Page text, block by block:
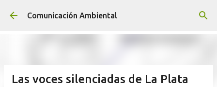
Ir al contenido principal
Comunicación Ambiental
Las voces silenciadas de La Plata